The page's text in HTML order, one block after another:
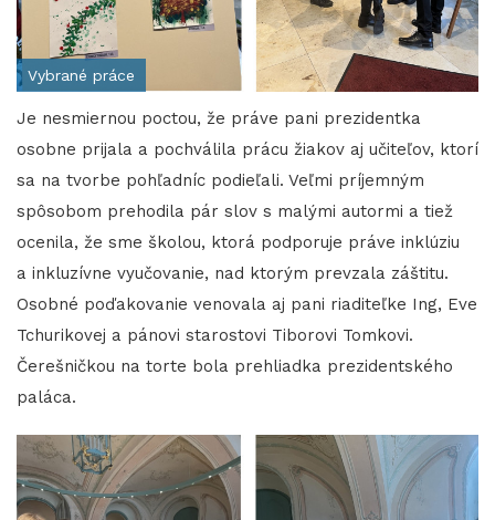
Vybrané práce
Je nesmiernou poctou, že práve pani prezidentka
osobne prijala a pochválila prácu žiakov aj učiteľov, ktorí
sa na tvorbe pohľadníc podieľali. Veľmi príjemným
spôsobom prehodila pár slov s malými autormi a tiež
ocenila, že sme školou, ktorá podporuje práve inklúziu
a inkluzívne vyučovanie, nad ktorým prevzala záštitu.
Osobné poďakovanie venovala aj pani riaditeľke Ing, Eve
Tchurikovej a pánovi starostovi Tiborovi Tomkovi.
Čerešničkou na torte bola prehliadka prezidentského
paláca.